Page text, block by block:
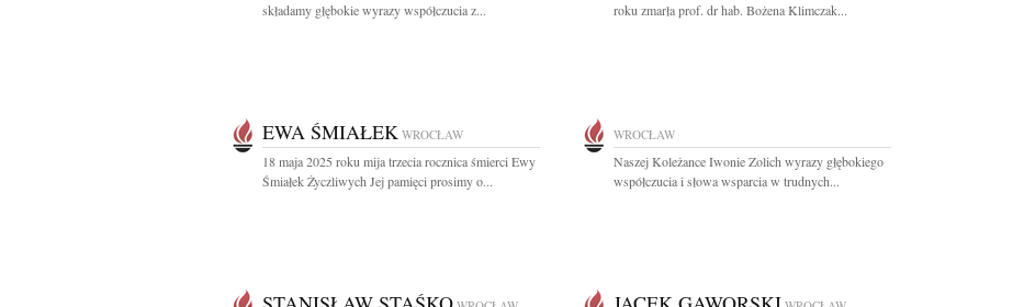
składamy głębokie wyrazy współczucia z...
roku zmarła prof. dr hab. Bożena Klimczak...
EWA ŚMIAŁEK WROCŁAW
18 maja 2025 roku mija trzecia rocznica śmierci Ewy
Śmiałek Życzliwych Jej pamięci prosimy o...
WROCŁAW
Naszej Koleżance Iwonie Zolich wyrazy głębokiego
współczucia i słowa wsparcia w trudnych...